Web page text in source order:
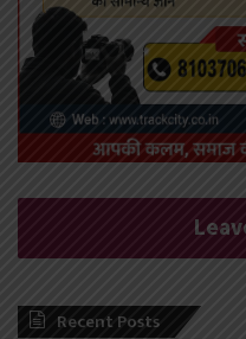
Recent Posts